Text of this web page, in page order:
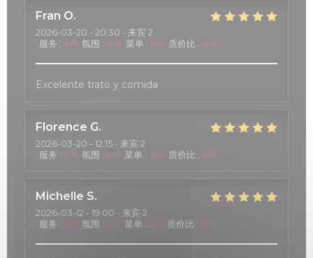
Fran O
2026-03-20 - 20:30 - 来宾 2
服务 : 5/5 氛围 : 4/5 菜单 : 5/5 质价比 : 4/5
Excelente trato y comida
Florence G
2026-03-20 - 12:15 - 来宾 2
服务 : 5/5 氛围 : 5/5 菜单 : 4/5 质价比 : 5/5
Michelle S
2026-03-12 - 19:00 - 来宾 2
服务 : 5/5 氛围 : 5/5 菜单 : 5/5 质价比 : 5/5